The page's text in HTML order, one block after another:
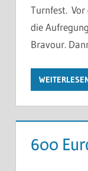
Turnfest.
die
Bravour.
600